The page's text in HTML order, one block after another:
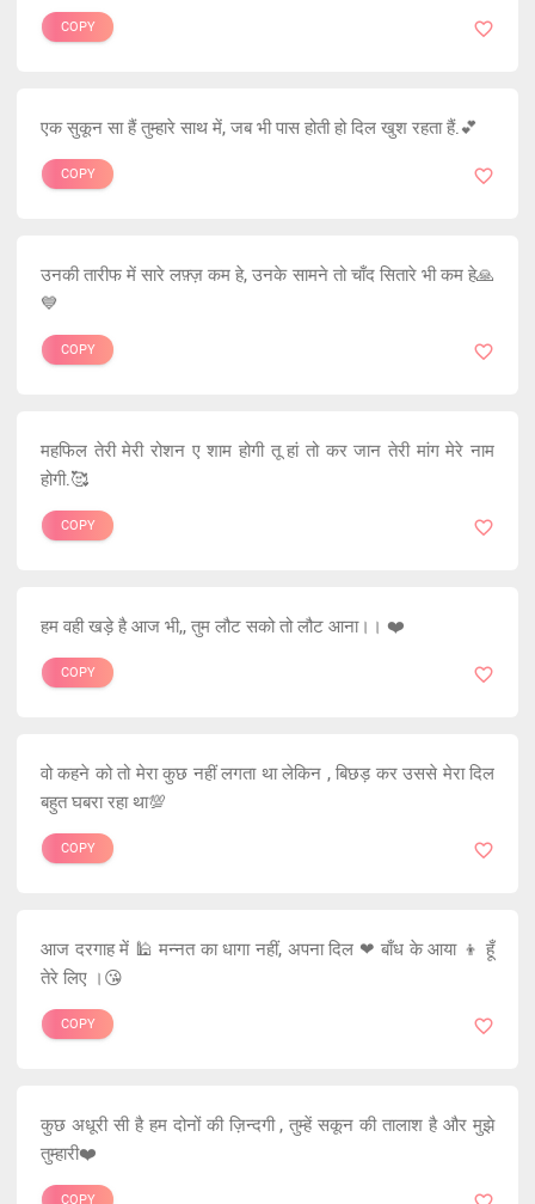
COPY
एक सुकून सा हैं तुम्हारे साथ में, जब भी पास होती हो दिल खुश रहता हैं.💕
COPY
उनकी तारीफ में सारे लफ़्ज़ कम हे, उनके सामने तो चाँद सितारे भी कम हे🙏
💙
COPY
महफिल तेरी मेरी रोशन ए शाम होगी तू हां तो कर जान तेरी मांग मेरे नाम
होगी.🥰
COPY
हम वही खड़े है आज भी,, तुम लौट सको तो लौट आना।। ❤️
COPY
वो कहने को तो मेरा कुछ नहीं लगता था लेकिन , बिछड़ कर उससे मेरा दिल
बहुत घबरा रहा था💯
COPY
आज‬ ‪दरगाह में‬ 🕌 ‪मन्नत‬ का ‪‎धागा नहीं‬, ‪अपना दिल‬ ❤ ‪‎बाँध‬ के ‪आया‬ 👦 हूँ
‪तेरे लिए‬ ।😘
COPY
कुछ अधूरी सी है हम दोनों की ज़िन्दगी , तुम्हें सकून की तालाश है और मुझे
तुम्हारी❤️
COPY